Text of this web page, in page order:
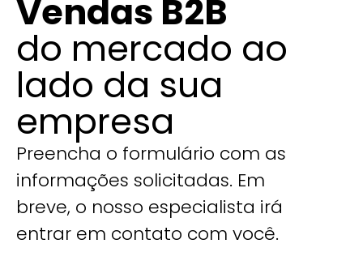
Vendas B2B
do mercado ao
lado da sua
empresa
Preencha o formulário com as
informações solicitadas. Em
breve, o nosso especialista irá
entrar em contato com você.